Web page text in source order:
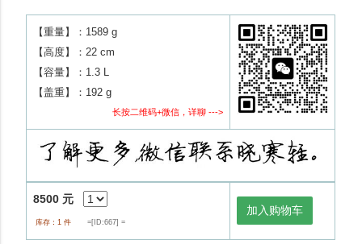
【重量】：1589 g
【高度】：22 cm
【容量】：1.3 L
【盖重】：192 g
长按二维码+微信，详聊 --->
8500 元
库存：1 件 =[ID:667] =
加入购物车